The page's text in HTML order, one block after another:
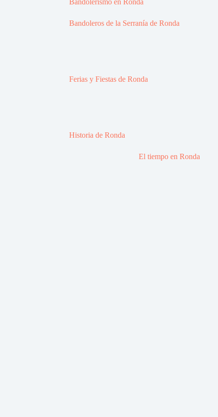
Bandoleros de la Serranía de Ronda
Ferias y Fiestas de Ronda
Historia de Ronda
El tiempo en Ronda